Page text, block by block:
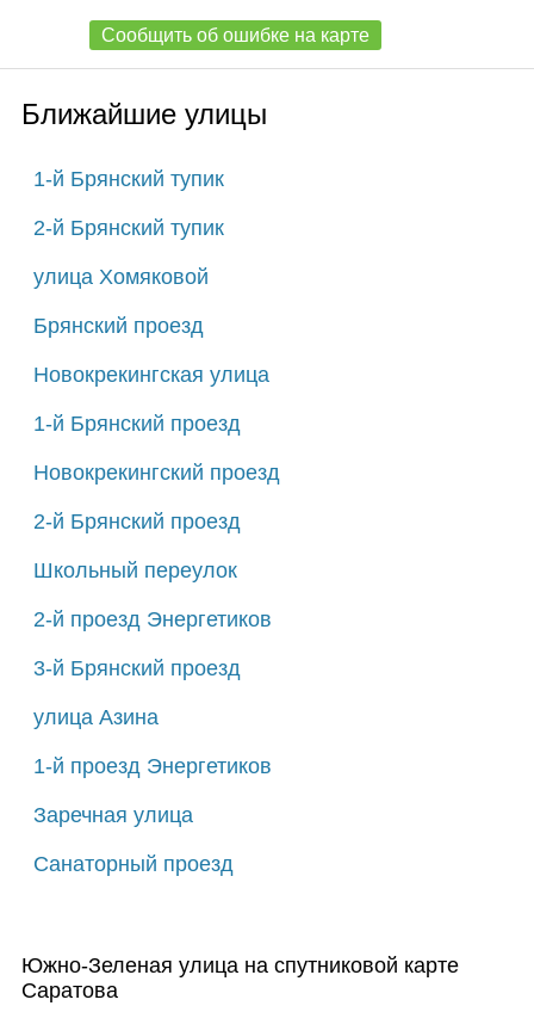
Сообщить об ошибке на карте
Ближайшие улицы
1-й Брянский тупик
2-й Брянский тупик
улица Хомяковой
Брянский проезд
Новокрекингская улица
1-й Брянский проезд
Новокрекингский проезд
2-й Брянский проезд
Школьный переулок
2-й проезд Энергетиков
3-й Брянский проезд
улица Азина
1-й проезд Энергетиков
Заречная улица
Санаторный проезд
Южно-Зеленая улица на спутниковой карте
Саратова